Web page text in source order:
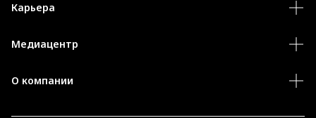
Карьера
Медиацентр
О компании